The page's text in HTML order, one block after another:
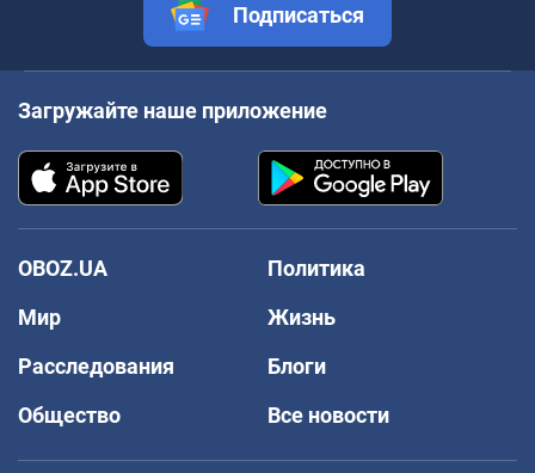
Подписаться
Загружайте наше приложение
OBOZ.UA
Политика
Мир
Жизнь
Расследования
Блоги
Общество
Все новости